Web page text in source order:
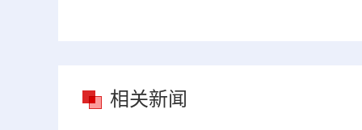
相关新闻